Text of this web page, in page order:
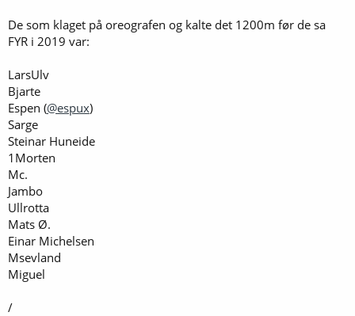
De som klaget på oreografen og kalte det 1200m før de sa
FYR i 2019 var:
LarsUlv
Bjarte
Espen (@espux)
Sarge
Steinar Huneide
1Morten
Mc.
Jambo
Ullrotta
Mats Ø.
Einar Michelsen
Msevland
Miguel
/